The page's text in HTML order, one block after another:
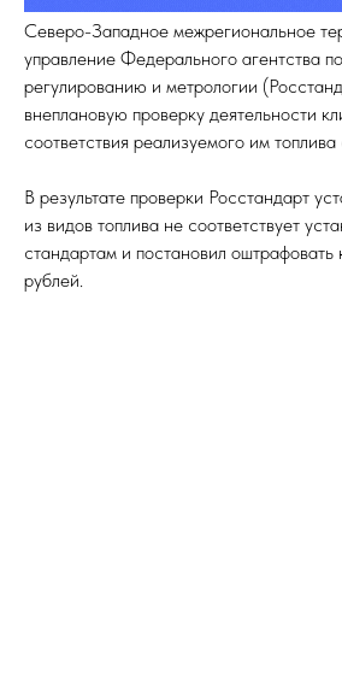
Северо-Западное межрегиональное
управление Федерального агентства
регулированию и метрологии
внеплановую проверку деятельности
соответствия реализуемого им
В результате проверки Росстандарт
из видов топлива не соответствует
стандартам и постановил
рублей.